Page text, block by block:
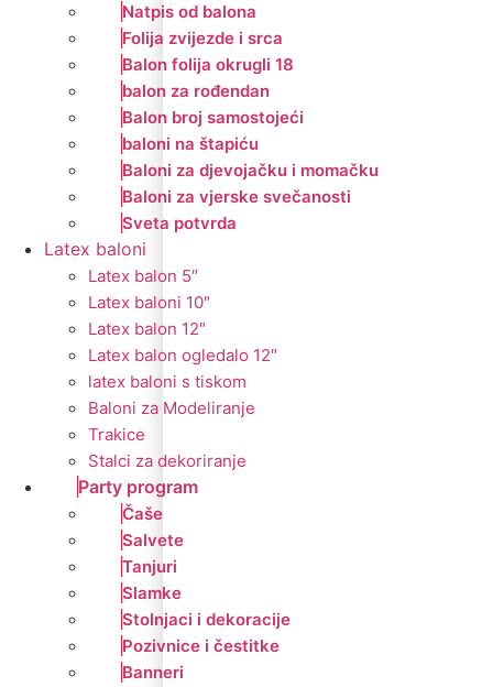
Natpis od balona
Folija zvijezde i srca
Balon folija okrugli 18
balon za rođendan
Balon broj samostojeći
baloni na štapiću
Baloni za djevojačku i momačku
Baloni za vjerske svečanosti
Sveta potvrda
Latex baloni
Latex balon 5″
Latex baloni 10″
Latex balon 12″
Latex balon ogledalo 12″
latex baloni s tiskom
Baloni za Modeliranje
Trakice
Stalci za dekoriranje
Party program
Čaše
Salvete
Tanjuri
Slamke
Stolnjaci i dekoracije
Pozivnice i čestitke
Banneri